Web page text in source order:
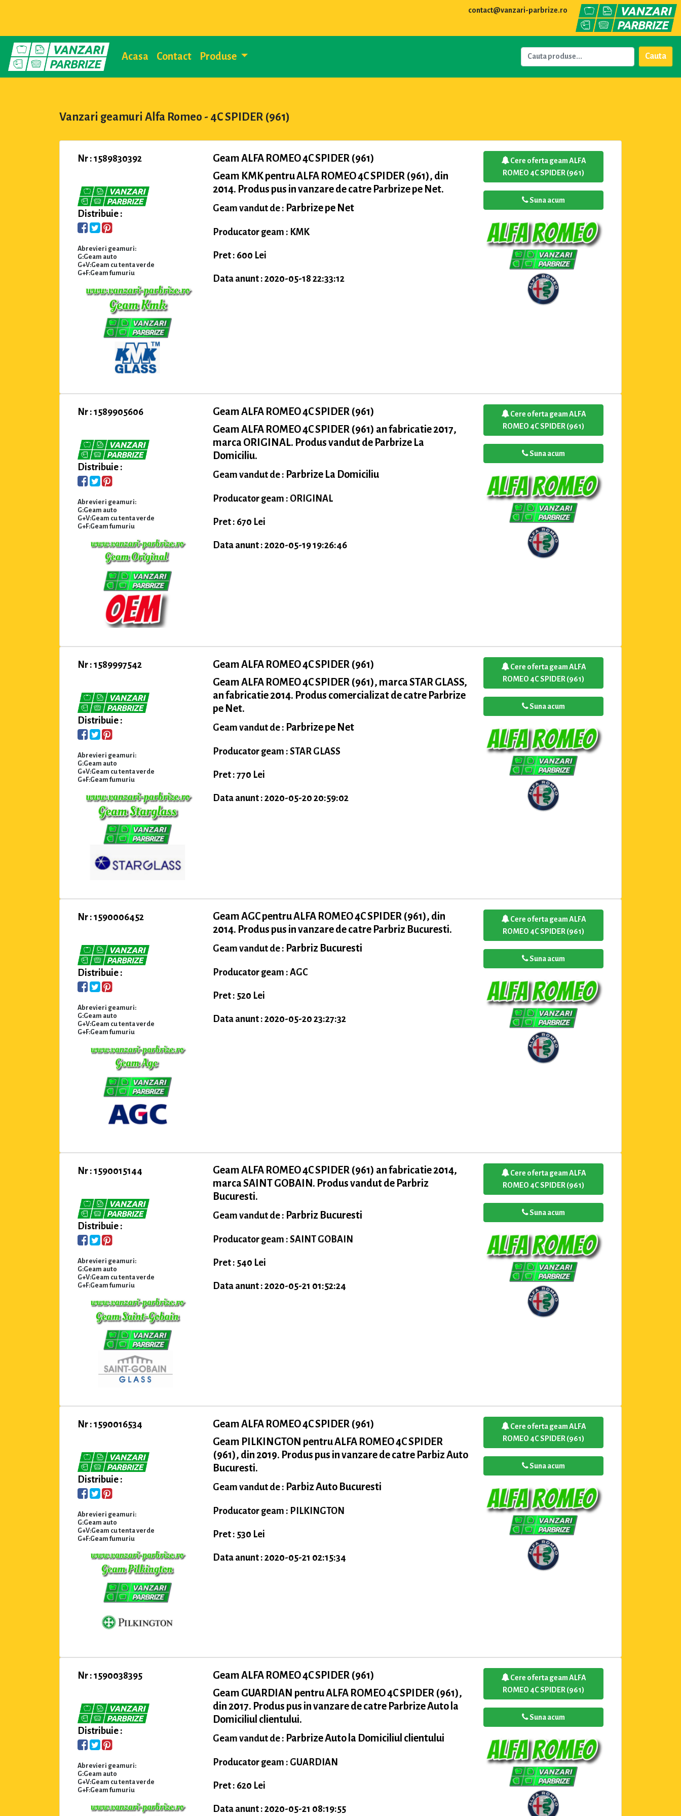
contact@vanzari-parbrize.ro
Acasa Contact Produse Cauta
Vanzari geamuri Alfa Romeo - 4C SPIDER (961)
Nr : 1589830392
Distribuie :
Abrevieri geamuri:
G:Geam auto
G+V:Geam cu tenta verde
G+F:Geam fumuriu
Geam ALFA ROMEO 4C SPIDER (961)
Geam KMK pentru ALFA ROMEO 4C SPIDER (961), din
2014. Produs pus in vanzare de catre Parbrize pe Net.
Geam vandut de : Parbrize pe Net
Producator geam : KMK
Pret : 600 Lei
Data anunt : 2020-05-18 22:33:12
Cere oferta geam ALFA
ROMEO 4C SPIDER (961)
Suna acum
Nr : 1589905606
Distribuie :
Abrevieri geamuri:
G:Geam auto
G+V:Geam cu tenta verde
G+F:Geam fumuriu
Geam ALFA ROMEO 4C SPIDER (961)
Geam ALFA ROMEO 4C SPIDER (961) an fabricatie 2017,
marca ORIGINAL. Produs vandut de Parbrize La
Domiciliu.
Geam vandut de : Parbrize La Domiciliu
Producator geam : ORIGINAL
Pret : 670 Lei
Data anunt : 2020-05-19 19:26:46
Cere oferta geam ALFA
ROMEO 4C SPIDER (961)
Suna acum
Nr : 1589997542
Distribuie :
Abrevieri geamuri:
G:Geam auto
G+V:Geam cu tenta verde
G+F:Geam fumuriu
Geam ALFA ROMEO 4C SPIDER (961)
Geam ALFA ROMEO 4C SPIDER (961), marca STAR GLASS,
an fabricatie 2014. Produs comercializat de catre Parbrize
pe Net.
Geam vandut de : Parbrize pe Net
Producator geam : STAR GLASS
Pret : 770 Lei
Data anunt : 2020-05-20 20:59:02
Cere oferta geam ALFA
ROMEO 4C SPIDER (961)
Suna acum
Nr : 1590006452
Distribuie :
Abrevieri geamuri:
G:Geam auto
G+V:Geam cu tenta verde
G+F:Geam fumuriu
Geam AGC pentru ALFA ROMEO 4C SPIDER (961), din
2014. Produs pus in vanzare de catre Parbriz Bucuresti.
Geam vandut de : Parbriz Bucuresti
Producator geam : AGC
Pret : 520 Lei
Data anunt : 2020-05-20 23:27:32
Cere oferta geam ALFA
ROMEO 4C SPIDER (961)
Suna acum
Nr : 1590015144
Distribuie :
Abrevieri geamuri:
G:Geam auto
G+V:Geam cu tenta verde
G+F:Geam fumuriu
Geam ALFA ROMEO 4C SPIDER (961) an fabricatie 2014,
marca SAINT GOBAIN. Produs vandut de Parbriz
Bucuresti.
Geam vandut de : Parbriz Bucuresti
Producator geam : SAINT GOBAIN
Pret : 540 Lei
Data anunt : 2020-05-21 01:52:24
Cere oferta geam ALFA
ROMEO 4C SPIDER (961)
Suna acum
Nr : 1590016534
Distribuie :
Abrevieri geamuri:
G:Geam auto
G+V:Geam cu tenta verde
G+F:Geam fumuriu
Geam ALFA ROMEO 4C SPIDER (961)
Geam PILKINGTON pentru ALFA ROMEO 4C SPIDER
(961), din 2019. Produs pus in vanzare de catre Parbiz Auto
Bucuresti.
Geam vandut de : Parbiz Auto Bucuresti
Producator geam : PILKINGTON
Pret : 530 Lei
Data anunt : 2020-05-21 02:15:34
Cere oferta geam ALFA
ROMEO 4C SPIDER (961)
Suna acum
Nr : 1590038395
Distribuie :
Abrevieri geamuri:
G:Geam auto
G+V:Geam cu tenta verde
G+F:Geam fumuriu
Geam ALFA ROMEO 4C SPIDER (961)
Geam GUARDIAN pentru ALFA ROMEO 4C SPIDER (961),
din 2017. Produs pus in vanzare de catre Parbrize Auto la
Domiciliul clientului.
Geam vandut de : Parbrize Auto la Domiciliul clientului
Producator geam : GUARDIAN
Pret : 620 Lei
Data anunt : 2020-05-21 08:19:55
Cere oferta geam ALFA
ROMEO 4C SPIDER (961)
Suna acum